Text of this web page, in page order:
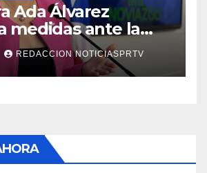
Ada Álvarez
medidas ante la
en el noviazgo
REDACCION NOTICIASPRTV